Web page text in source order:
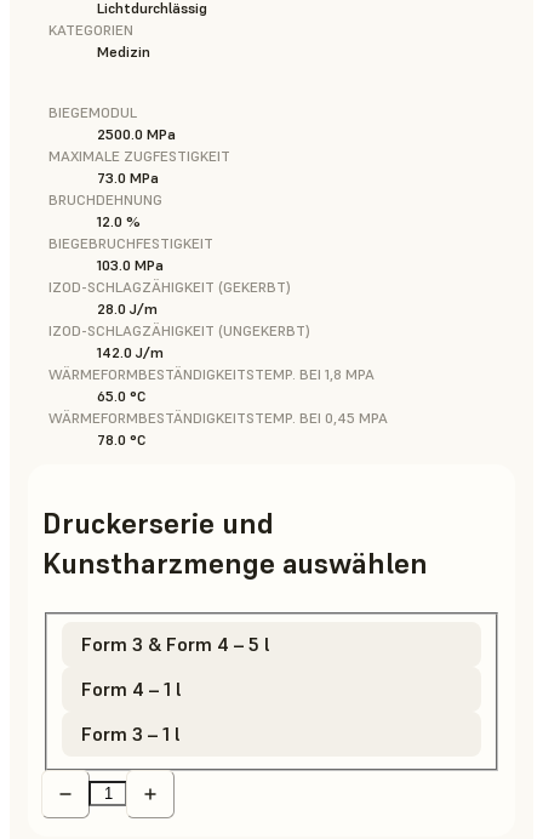
Lichtdurchlässig
KATEGORIEN
Medizin
BIEGEMODUL
2500.0 MPa
MAXIMALE ZUGFESTIGKEIT
73.0 MPa
BRUCHDEHNUNG
12.0 %
BIEGEBRUCHFESTIGKEIT
103.0 MPa
IZOD-SCHLAGZÄHIGKEIT (GEKERBT)
28.0 J/m
IZOD-SCHLAGZÄHIGKEIT (UNGEKERBT)
142.0 J/m
WÄRMEFORMBESTÄNDIGKEITSTEMP. BEI 1,8 MPA
65.0 °C
WÄRMEFORMBESTÄNDIGKEITSTEMP. BEI 0,45 MPA
78.0 °C
Druckerserie und
Kunstharzmenge auswählen
Form 3 & Form 4 – 5 l
Form 4 – 1 l
Form 3 – 1 l